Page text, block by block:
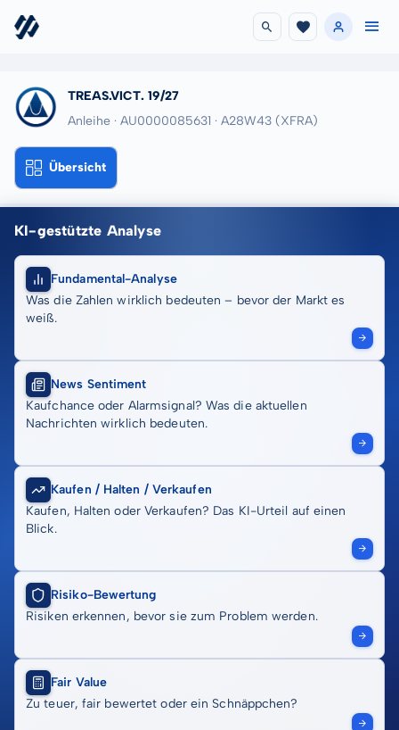
TREAS.VICT. 19/27
Anleihe · AU0000085631 · A28W43 (XFRA)
Übersicht
KI-gestützte Analyse
Fundamental-Analyse
Was die Zahlen wirklich bedeuten – bevor der Markt es
weiß.
News Sentiment
Kaufchance oder Alarmsignal? Was die aktuellen
Nachrichten wirklich bedeuten.
Kaufen / Halten / Verkaufen
Kaufen, Halten oder Verkaufen? Das KI-Urteil auf einen
Blick.
Risiko-Bewertung
Risiken erkennen, bevor sie zum Problem werden.
Fair Value
Zu teuer, fair bewertet oder ein Schnäppchen?